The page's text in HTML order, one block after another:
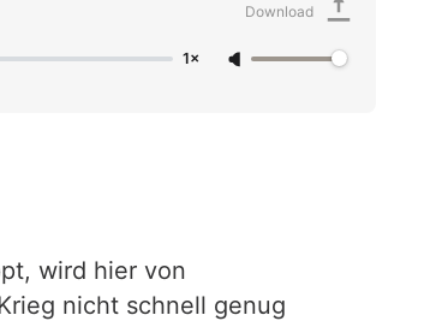
1×
Download
wird hier von
nicht schnell genug